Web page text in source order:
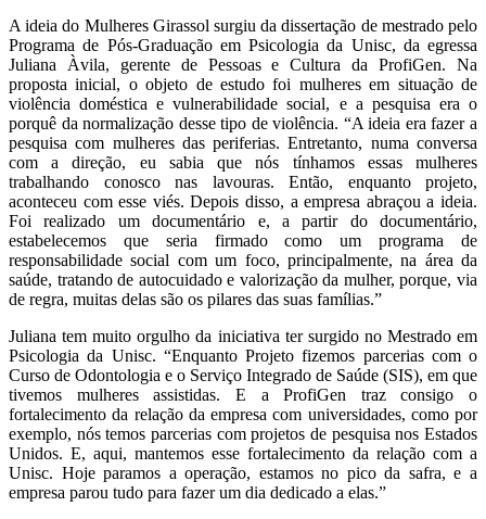
A ideia do Mulheres Girassol surgiu da dissertação de mestrado pelo
Programa de Pós-Graduação em Psicologia da Unisc, da egressa
Juliana Àvila, gerente de Pessoas e Cultura da ProfiGen. Na
proposta inicial, o objeto de estudo foi mulheres em situação de
violência doméstica e vulnerabilidade social, e a pesquisa era o
porquê da normalização desse tipo de violência. “A ideia era fazer a
pesquisa com mulheres das periferias. Entretanto, numa conversa
com a direção, eu sabia que nós tínhamos essas mulheres
trabalhando conosco nas lavouras. Então, enquanto projeto,
aconteceu com esse viés. Depois disso, a empresa abraçou a ideia.
Foi realizado um documentário e, a partir do documentário,
estabelecemos que seria firmado como um programa de
responsabilidade social com um foco, principalmente, na área da
saúde, tratando de autocuidado e valorização da mulher, porque, via
de regra, muitas delas são os pilares das suas famílias.”
Juliana tem muito orgulho da iniciativa ter surgido no Mestrado em
Psicologia da Unisc. “Enquanto Projeto fizemos parcerias com o
Curso de Odontologia e o Serviço Integrado de Saúde (SIS), em que
tivemos mulheres assistidas. E a ProfiGen traz consigo o
fortalecimento da relação da empresa com universidades, como por
exemplo, nós temos parcerias com projetos de pesquisa nos Estados
Unidos. E, aqui, mantemos esse fortalecimento da relação com a
Unisc. Hoje paramos a operação, estamos no pico da safra, e a
empresa parou tudo para fazer um dia dedicado a elas.”